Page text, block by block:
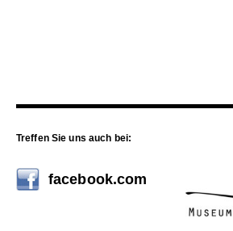
Treffen Sie uns auch bei:
facebook.com